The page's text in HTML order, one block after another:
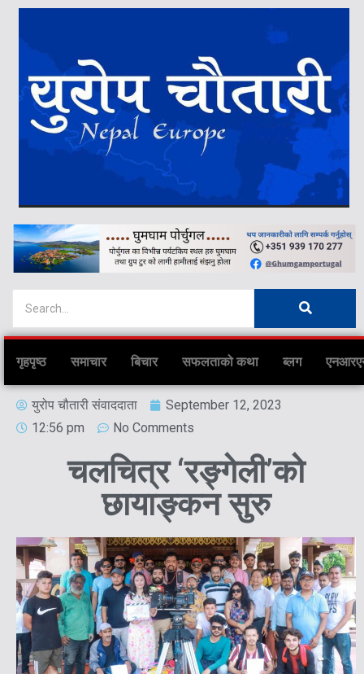
गृहपृष्ठ समाचार बिचार सफलताको कथा ब्लग
युरोप चौतारी संवाददाता
September 12, 2023
12:56 pm
No Comments
चलचित्र ‘रङ्गेली’को
छायाङ्कन सुरु